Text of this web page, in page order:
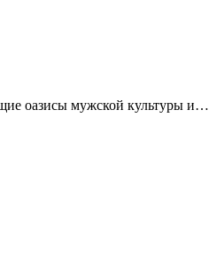
оазисы мужской культуры и…